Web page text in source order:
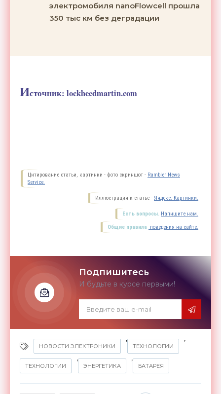
электромобиля nanoFlowcell прошла
350 тыс км без деградации
Источник: lockheedmartin.com
Цитирование статьи, картинки - фото скриншот - Rambler News
Service.
Иллюстрация к статье - Яндекс. Картинки.
Есть вопросы. Напишите нам.
Общие правила поведения на сайте.
Подпишитесь
И будьте в курсе первыми!
НОВОСТИ ЭЛЕКТРОНИКИ
,
ТЕХНОЛОГИИ
,
ТЕХНОЛОГИИ
,
ЭНЕРГЕТИКА
,
БАТАРЕЯ